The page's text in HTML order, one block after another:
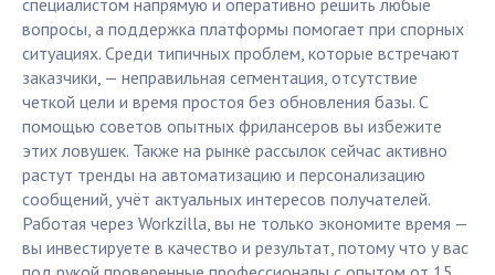
специалистом напрямую и оперативно решить любые
вопросы, а поддержка платформы помогает при спорных
ситуациях. Среди типичных проблем, которые встречают
заказчики, — неправильная сегментация, отсутствие
четкой цели и время простоя без обновления базы. С
помощью советов опытных фрилансеров вы избежите
этих ловушек. Также на рынке рассылок сейчас активно
растут тренды на автоматизацию и персонализацию
сообщений, учёт актуальных интересов получателей.
Работая через Workzilla, вы не только экономите время —
вы инвестируете в качество и результат, потому что у вас